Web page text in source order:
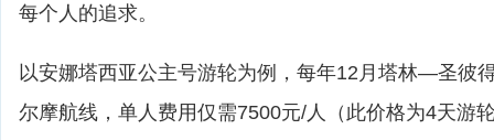
每个人的追求。
以安娜塔西亚公主号游轮为例，每年12月塔林—圣
尔摩航线，单人费用仅需7500元/人（此价格为4天游